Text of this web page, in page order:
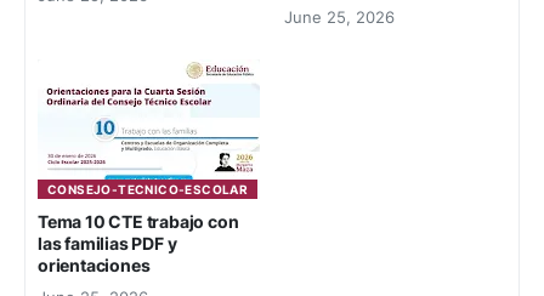
June 25, 2026
CONSEJO-TECNICO-ESCOLAR
Tema 10 CTE trabajo con
las familias PDF y
orientaciones